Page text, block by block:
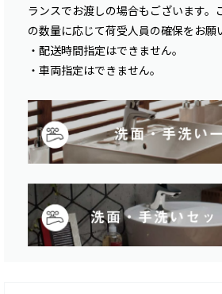
ランスでお渡しの場合もございます。
の数量に応じて荷受人員の確保をお願
・配送時間指定はできません。
・車両指定はできません。